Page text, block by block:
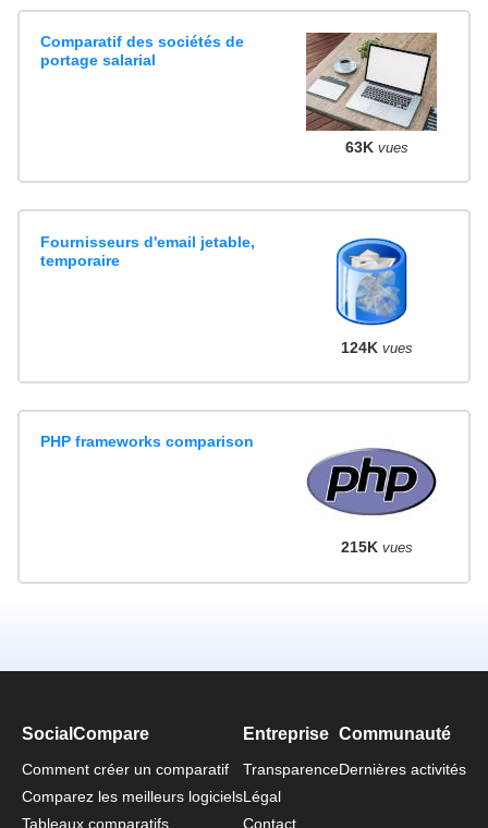
Comparatif des sociétés de
portage salarial
63K vues
Fournisseurs d'email jetable,
temporaire
124K vues
PHP frameworks comparison
215K vues
SocialCompare
Comment créer un comparatif
Comparez les meilleurs logiciels
Tableaux comparatifs
Entreprise
Transparence
Légal
Contact
Communauté
Dernières activités